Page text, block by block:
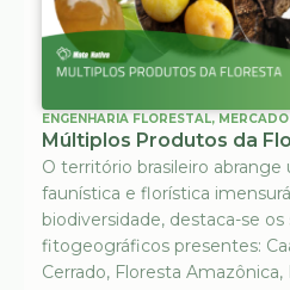
ENGENHARIA FLORESTAL, MERCADO
Múltiplos Produtos da
O território brasileiro abrange
faunística e florística
biodiversidade, destaca-se
fitogeográficos presentes:
Cerrado, Floresta